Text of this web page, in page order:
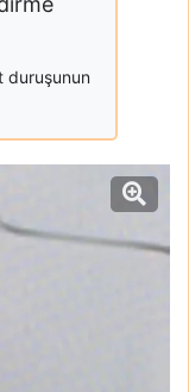
duruşunun